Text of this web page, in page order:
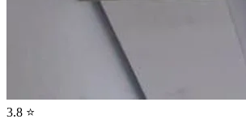
3.8 ⭐